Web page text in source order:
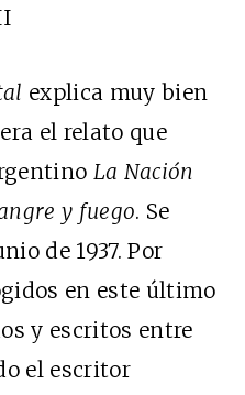
explica muy bien
el relato que
La Nación
y fuego. Se
de 1937. Por
en este último
y escritos entre
el escritor